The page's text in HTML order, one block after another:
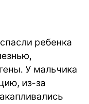
ребенка
У мальчика
из-за